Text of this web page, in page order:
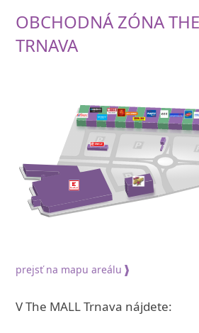
OBCHODNÁ ZÓNA
TRNAVA
prejsť na mapu areálu
V The MALL Trnava nájdete: